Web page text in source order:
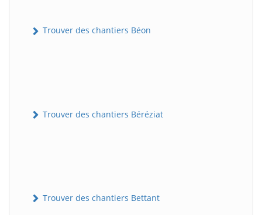
Trouver des chantiers Béon
Trouver des chantiers Béréziat
Trouver des chantiers Bettant